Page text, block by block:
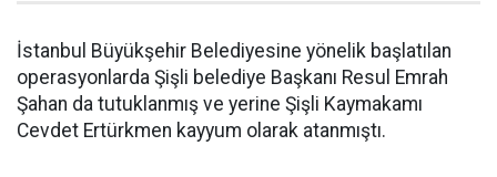
İstanbul Büyükşehir Belediyesine yönelik başlatılan
operasyonlarda Şişli belediye Başkanı Resul Emrah
Şahan da tutuklanmış ve yerine Şişli Kaymakamı
Cevdet Ertürkmen kayyum olarak atanmıştı.